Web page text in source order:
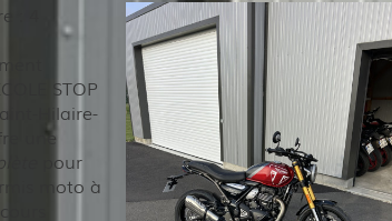
: 4
STOP
Hilaire-
une
pour
moto à